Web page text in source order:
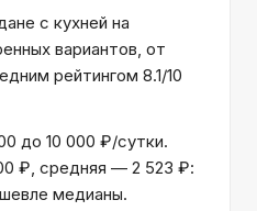
с кухней на
вариантов, от
рейтингом 8.1/10
до 10 000 ₽/сутки.
₽, средняя — 2 523 ₽:
медианы.